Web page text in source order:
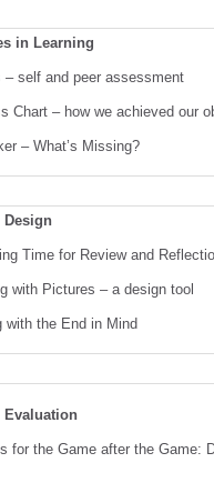
in Learning
– self and peer assessment
Chart – how we achieved our
– What’s Missing?
Design
Time for Review and
with Pictures – a design tool
with the End in Mind
Evaluation
for the Game after the Game: